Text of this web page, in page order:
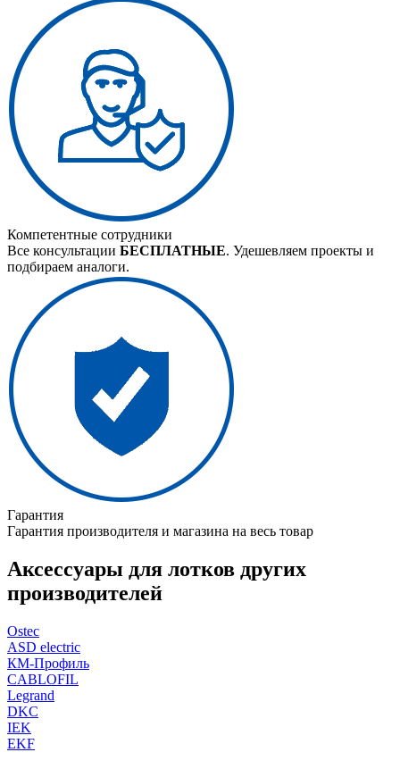
Компетентные сотрудники
Все консультации БЕСПЛАТНЫЕ. Удешевляем проекты и
подбираем аналоги.
Гарантия
Гарантия производителя и магазина на весь товар
Аксессуары для лотков других
производителей
Ostec
ASD electric
КМ-Профиль
CABLOFIL
Legrand
DKC
IEK
EKF